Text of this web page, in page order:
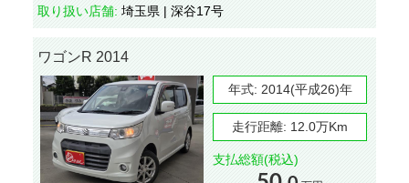
取り扱い店舗: 埼玉県 | 深谷17号
ワゴンR 2014
年式: 2014(平成26)年
走行距離: 12.0万Km
支払総額(税込)